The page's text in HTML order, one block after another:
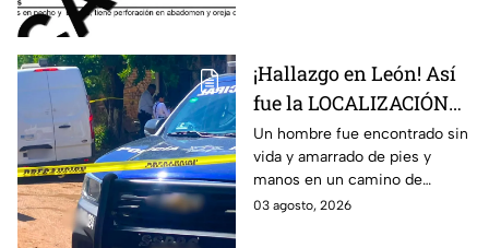
¡Hallazgo en León! Así
fue la LOCALIZACIÓN
de un hombre s1n v1da,
en la Nuevo León, HOY
lunes: revelan cómo iba
vestido
Un hombre fue encontrado sin
vida y amarrado de pies y
manos en un camino de
terracería de la colonia Nuevo
03 agosto, 2026